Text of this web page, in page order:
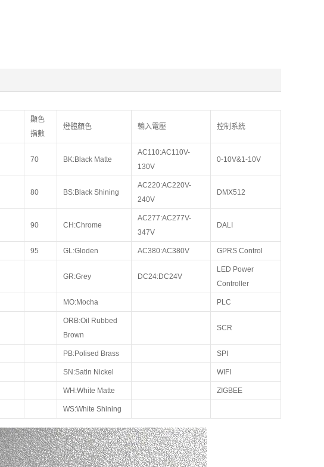
顯色
指數
燈體顏色 輸入電壓 控制系統
70 BK:Black Matte
AC110:AC110V-
130V
0-10V&1-10V
80 BS:Black Shining
AC220:AC220V-
240V
DMX512
90 CH:Chrome
AC277:AC277V-
347V
DALI
95 GL:Gloden AC380:AC380V GPRS Control
GR:Grey DC24:DC24V
LED Power
Controller
MO:Mocha PLC
ORB:Oil Rubbed
Brown
SCR
PB:Polised Brass SPI
SN:Satin Nickel WIFI
WH:White Matte ZIGBEE
WS:White Shining